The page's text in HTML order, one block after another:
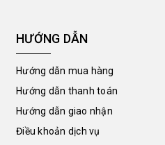
HƯỚNG DẪN
Hướng dẫn mua hàng
Hướng dẫn thanh toán
Hướng dẫn giao nhận
Điều khoản dịch vụ